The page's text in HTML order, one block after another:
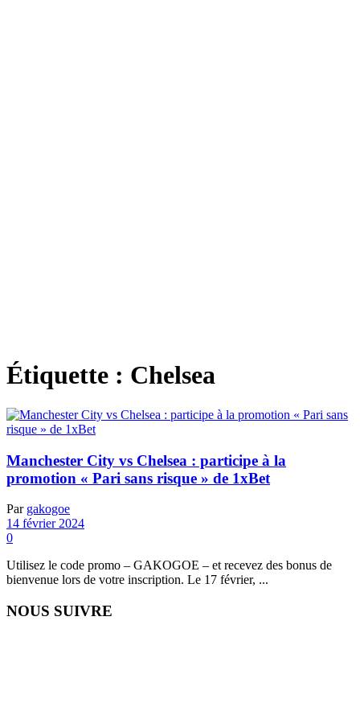
Étiquette : Chelsea
Manchester City vs Chelsea : participe à la
promotion « Pari sans risque » de 1xBet
Par gakogoe
14 février 2024
0
Utilisez le code promo – GAKOGOE – et recevez des bonus de
bienvenue lors de votre inscription. Le 17 février, ...
NOUS SUIVRE